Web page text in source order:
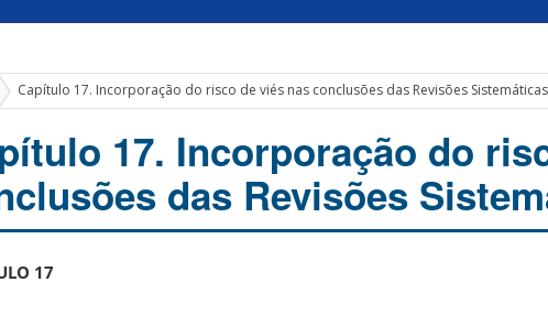
Capítulo 17. Incorporação do risco de viés nas conclusões das Revisões Sistemáticas
17. Incorporação do
das Revisões
17